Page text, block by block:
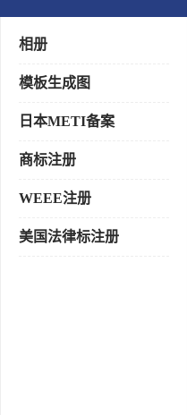
相册
模板生成图
日本METI备案
商标注册
WEEE注册
美国法律标注册